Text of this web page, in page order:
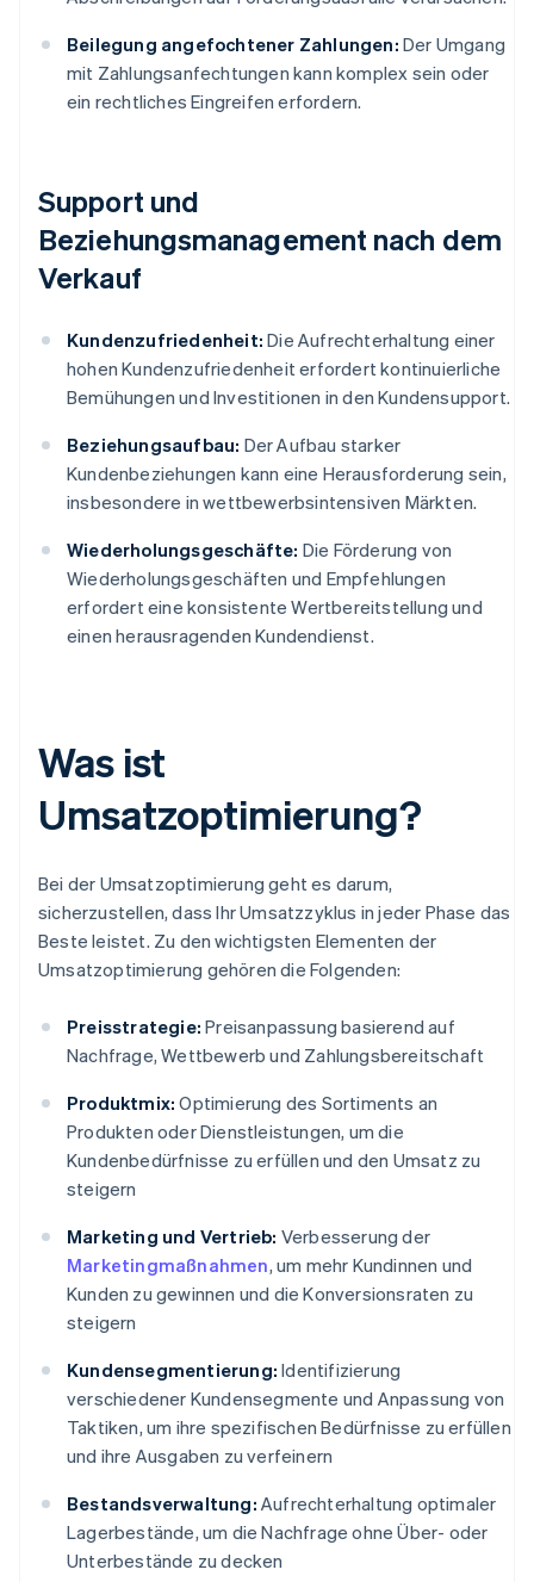
Beilegung angefochtener Zahlungen: Der Umgang
mit Zahlungsanfechtungen kann komplex sein oder
ein rechtliches Eingreifen erfordern.
Support und
Beziehungsmanagement nach dem
Verkauf
Kundenzufriedenheit: Die Aufrechterhaltung einer
hohen Kundenzufriedenheit erfordert kontinuierliche
Bemühungen und Investitionen in den Kundensupport.
Beziehungsaufbau: Der Aufbau starker
Kundenbeziehungen kann eine Herausforderung sein,
insbesondere in wettbewerbsintensiven Märkten.
Wiederholungsgeschäfte: Die Förderung von
Wiederholungsgeschäften und Empfehlungen
erfordert eine konsistente Wertbereitstellung und
einen herausragenden Kundendienst.
Was ist
Umsatzoptimierung?
Bei der Umsatzoptimierung geht es darum,
sicherzustellen, dass Ihr Umsatzzyklus in jeder Phase das
Beste leistet. Zu den wichtigsten Elementen der
Umsatzoptimierung gehören die Folgenden:
Preisstrategie: Preisanpassung basierend auf
Nachfrage, Wettbewerb und Zahlungsbereitschaft
Produktmix: Optimierung des Sortiments an
Produkten oder Dienstleistungen, um die
Kundenbedürfnisse zu erfüllen und den Umsatz zu
steigern
Marketing und Vertrieb: Verbesserung der
Marketingmaßnahmen, um mehr Kundinnen und
Kunden zu gewinnen und die Konversionsraten zu
steigern
Kundensegmentierung: Identifizierung
verschiedener Kundensegmente und Anpassung von
Taktiken, um ihre spezifischen Bedürfnisse zu erfüllen
und ihre Ausgaben zu verfeinern
Bestandsverwaltung: Aufrechterhaltung optimaler
Lagerbestände, um die Nachfrage ohne Über- oder
Unterbestände zu decken